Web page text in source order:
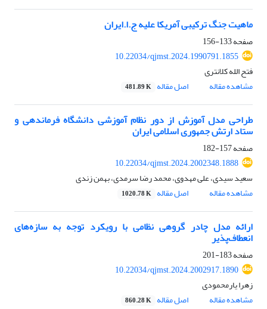
ماهیت جنگ ترکیبی آمریکا علیه ج.ا.ایران
صفحه133-156
10.22034/qjmst.2024.1990791.1855
فتح الله کلانتری
مشاهده مقاله
اصل مقاله 481.89 K
طراحی مدل آموزش از دور نظام آموزشی دانشگاه فرماندهی و
ستاد ارتش جمهوری اسلامی ایران
صفحه157-182
10.22034/qjmst.2024.2002348.1888
سعید سیدی، علی مهدوی، محمد رضا سرمدی، بهمن زندی
مشاهده مقاله
اصل مقاله 1020.78 K
ارائه مدل چادر گروهی نظامی با رویکرد توجه به سازه‌های
انعطاف‌پذیر
صفحه183-201
10.22034/qjmst.2024.2002917.1890
زهرا یارمحمودی
مشاهده مقاله
اصل مقاله 860.28 K